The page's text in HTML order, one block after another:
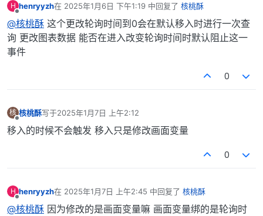
H
离线
henryyzh在 2025年1月6日 下午1:19 中回复了 核桃酥
最后由 编辑
@核桃酥 这个更改轮询时间到0会在默认移入时进行一次查
询 更改图表数据 能否在进入改变轮询时间时默认阻止这一
事件
0
核
离线
核桃酥写于2025年1月7日 上午2:12
最后由 编辑
移入的时候不会触发 移入只是修改画面变量
0
H
离线
henryyzh在 2025年1月7日 上午2:45 中回复了 核桃酥
最后由 编辑
@核桃酥 因为修改的是画面变量嘛 画面变量绑的是轮询时